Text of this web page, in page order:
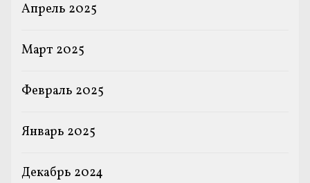
Апрель 2025
Март 2025
Февраль 2025
Январь 2025
Декабрь 2024